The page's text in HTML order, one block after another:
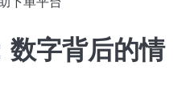
数字背后的情